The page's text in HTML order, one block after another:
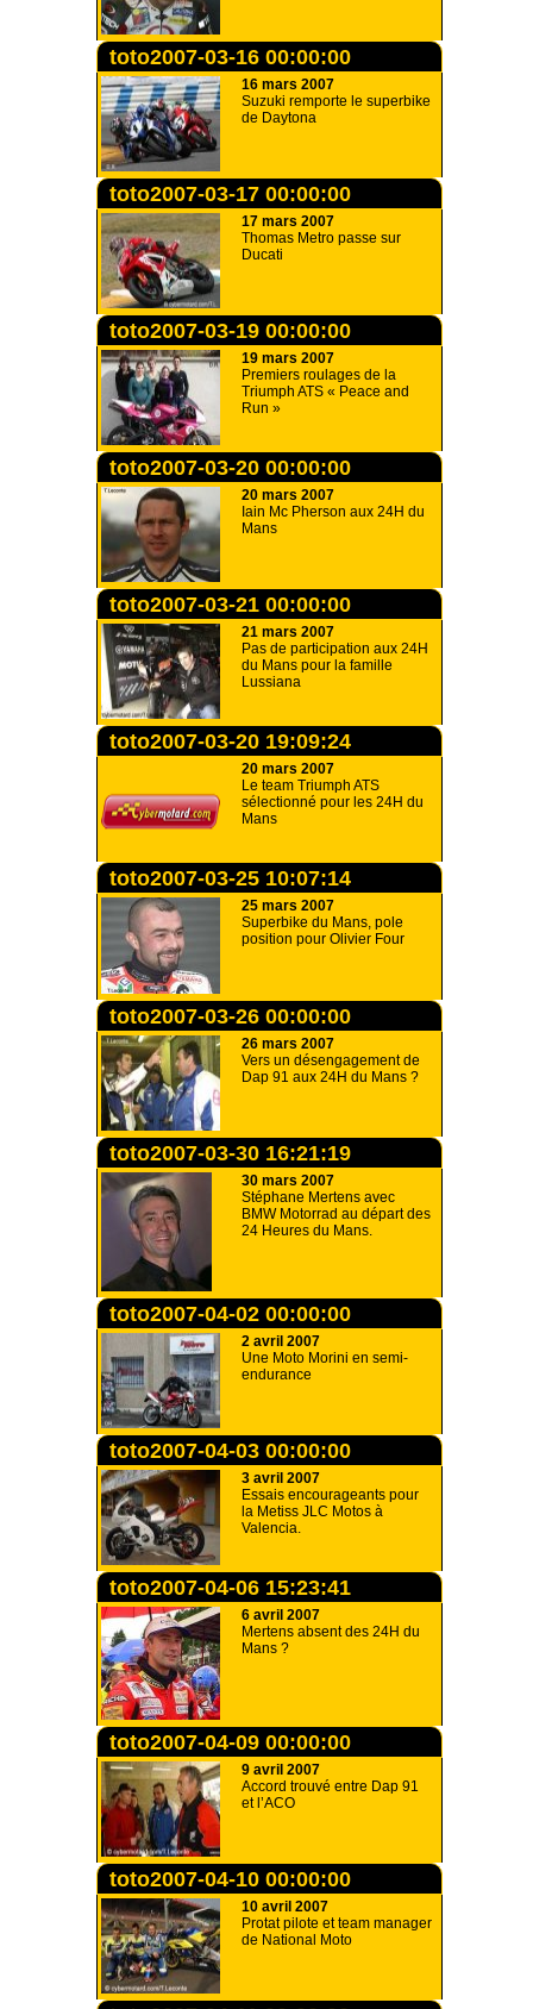
toto2007-03-16 00:00:00
16 mars 2007
Suzuki remporte le superbike
de Daytona
toto2007-03-17 00:00:00
17 mars 2007
Thomas Metro passe sur
Ducati
toto2007-03-19 00:00:00
19 mars 2007
Premiers roulages de la
Triumph ATS « Peace and
Run »
toto2007-03-20 00:00:00
20 mars 2007
Iain Mc Pherson aux 24H du
Mans
toto2007-03-21 00:00:00
21 mars 2007
Pas de participation aux 24H
du Mans pour la famille
Lussiana
toto2007-03-20 19:09:24
20 mars 2007
Le team Triumph ATS
sélectionné pour les 24H du
Mans
toto2007-03-25 10:07:14
25 mars 2007
Superbike du Mans, pole
position pour Olivier Four
toto2007-03-26 00:00:00
26 mars 2007
Vers un désengagement de
Dap 91 aux 24H du Mans ?
toto2007-03-30 16:21:19
30 mars 2007
Stéphane Mertens avec
BMW Motorrad au départ des
24 Heures du Mans.
toto2007-04-02 00:00:00
2 avril 2007
Une Moto Morini en semi-
endurance
toto2007-04-03 00:00:00
3 avril 2007
Essais encourageants pour
la Metiss JLC Motos à
Valencia.
toto2007-04-06 15:23:41
6 avril 2007
Mertens absent des 24H du
Mans ?
toto2007-04-09 00:00:00
9 avril 2007
Accord trouvé entre Dap 91
et l’ACO
toto2007-04-10 00:00:00
10 avril 2007
Protat pilote et team manager
de National Moto